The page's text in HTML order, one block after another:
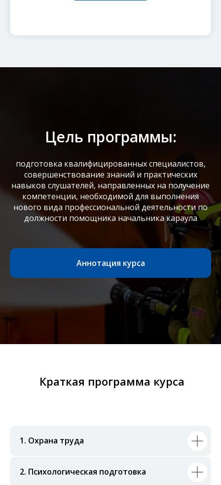
Цель программы:
подготовка квалифицированных специалистов,
совершенствование знаний и практических
навыков слушателей, направленных на получение
компетенции, необходимой для выполнения
нового вида профессиональной деятельности по
должности помощника начальника караула
Аннотация курса
Краткая программа курса
1. Охрана труда
2. Психологическая подготовка